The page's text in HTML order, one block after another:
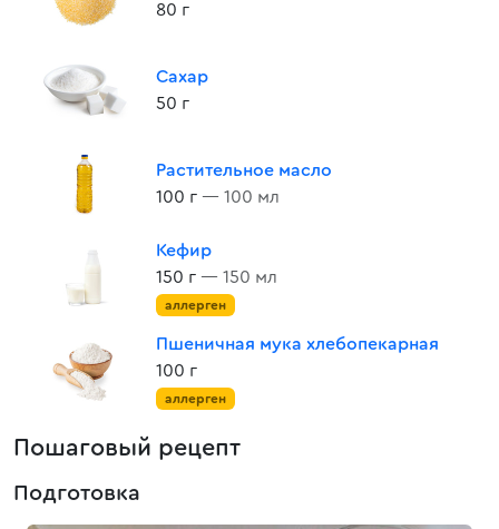
80 г
Сахар
50 г
Растительное масло
100 г — 100 мл
Кефир
150 г — 150 мл
аллерген
Пшеничная мука хлебопекарная
100 г
аллерген
Пошаговый рецепт
Подготовка